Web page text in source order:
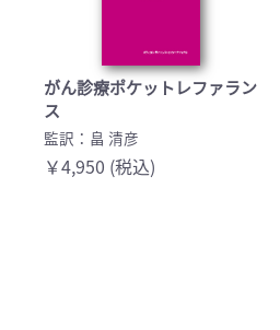
がん診療ポケットレファラン
ス
監訳：畠 清彦
￥4,950 (税込)